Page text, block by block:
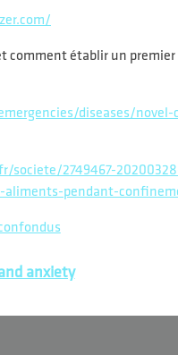
comment établir un
diseases/novel-
societe/2749467-
aliments-pendant-
anxiety